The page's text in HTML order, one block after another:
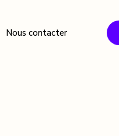
Nous contacter